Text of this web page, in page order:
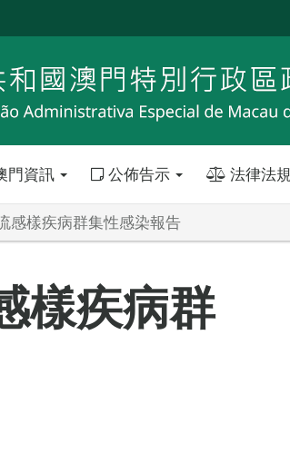
門資訊 公佈告示 法律法規
感樣疾病群集性感染報告
樣疾病群